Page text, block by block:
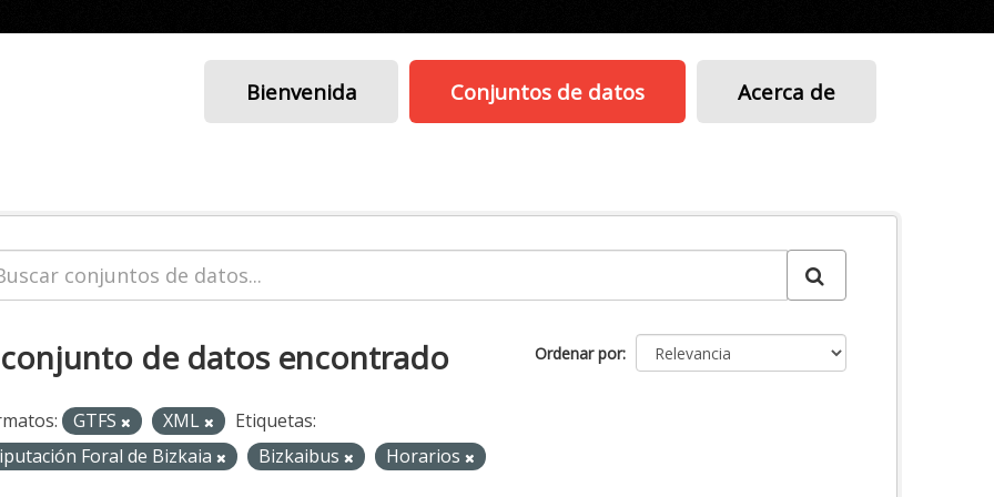
Bienvenida Conjuntos de datos Acerca de
Ordenar por
de datos encontrado
GTFS XML
Etiquetas:
Foral de Bizkaia
Bizkaibus Horarios